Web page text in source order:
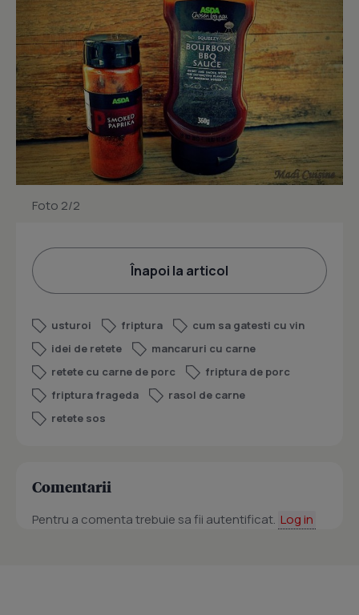
Foto 2/2
Înapoi la articol
usturoi friptura
cum sa gatesti cu vin
idei de retete
mancaruri cu carne
retete cu carne de porc
friptura de porc
friptura frageda
rasol de carne
retete sos
Comentarii
Pentru a comenta trebuie sa fii autentificat. Log in